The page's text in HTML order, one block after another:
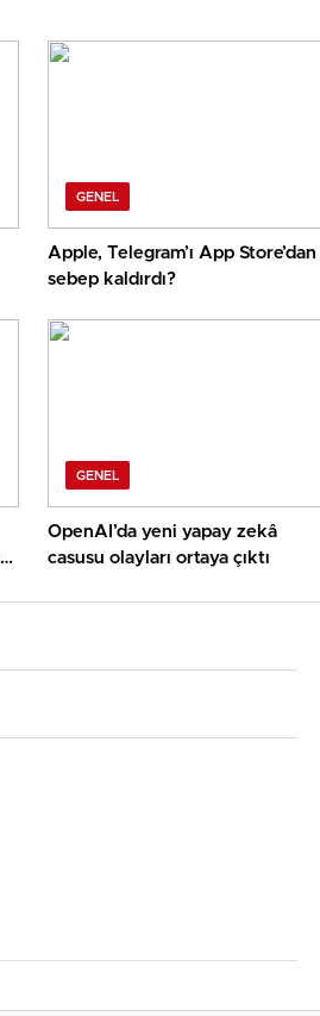
GENEL
Apple, Telegram’ı App Store’dan
sebep kaldırdı?
GENEL
OpenAI’da yeni yapay zekâ
casusu olayları ortaya çıktı